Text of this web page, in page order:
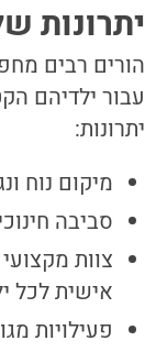
יתרונות
הורים רבים
עבור ילדיהם
יתרונות:
מיקום נוח
סביבה
צוות
אישית לכל
פעילויות